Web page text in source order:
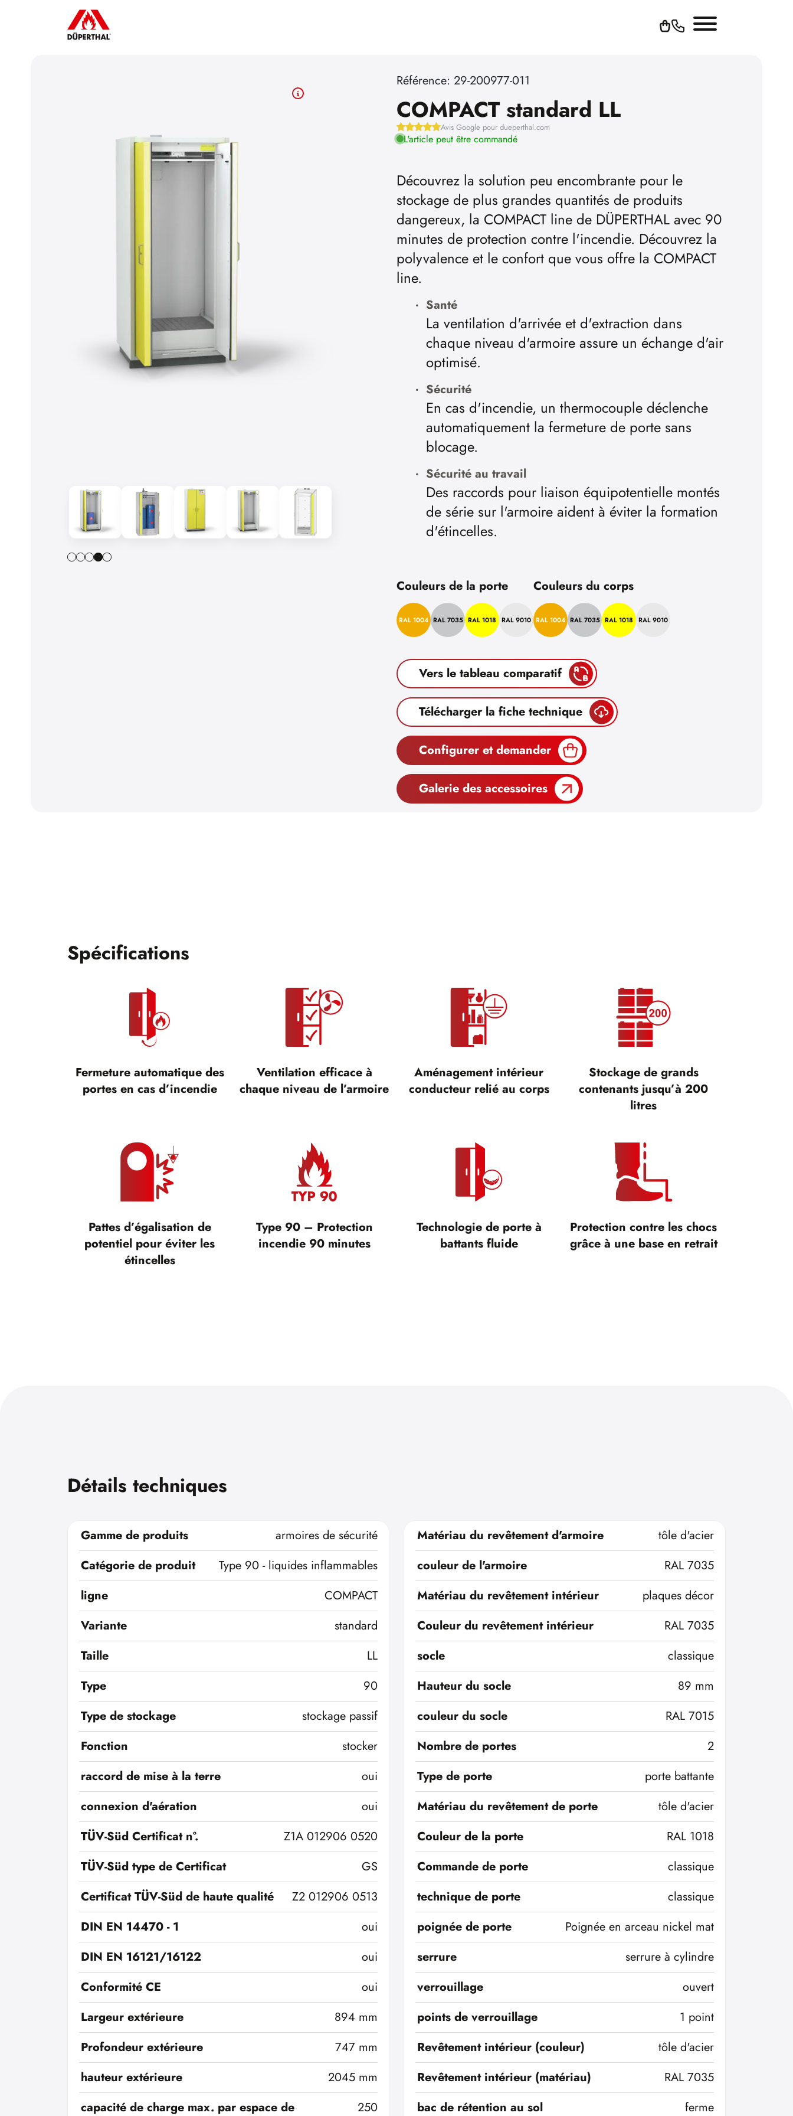
Référence: 29-200977-011
COMPACT standard LL
Avis Google pour dueperthal.com
L'article peut être commandé
Découvrez la solution peu encombrante pour le
stockage de plus grandes quantités de produits
dangereux, la COMPACT line de DÜPERTHAL avec 90
minutes de protection contre l'incendie. Découvrez la
polyvalence et le confort que vous offre la COMPACT
line.
Santé
La ventilation d'arrivée et d'extraction dans
chaque niveau d'armoire assure un échange d'air
optimisé.
Sécurité
En cas d'incendie, un thermocouple déclenche
automatiquement la fermeture de porte sans
blocage.
Sécurité au travail
Des raccords pour liaison équipotentielle montés
de série sur l'armoire aident à éviter la formation
d'étincelles.
Couleurs de la porte
RAL 1004 RAL 7035 RAL 1018 RAL 9010
Couleurs du corps
RAL 1004 RAL 7035 RAL 1018 RAL 9010
Vers le tableau comparatif
Télécharger la fiche technique
Configurer et demander
Galerie des accessoires
Spécifications
Fermeture automatique des
portes en cas d’incendie
Ventilation efficace à
chaque niveau de l’armoire
Aménagement intérieur
conducteur relié au corps
Stockage de grands
contenants jusqu’à 200
litres
Pattes d’égalisation de
potentiel pour éviter les
étincelles
Type 90 – Protection
incendie 90 minutes
Technologie de porte à
battants fluide
Protection contre les chocs
grâce à une base en retrait
Détails techniques
Gamme de produits
armoires de sécurité
Catégorie de produit
Type 90 - liquides inflammables
ligne
COMPACT
Variante
standard
Taille
LL
Type
90
Type de stockage
stockage passif
Fonction
stocker
raccord de mise à la terre
oui
connexion d'aération
oui
TÜV-Süd Certificat n°.
Z1A 012906 0520
TÜV-Süd type de Certificat
GS
Certificat TÜV-Süd de haute qualité
Z2 012906 0513
DIN EN 14470 - 1
oui
DIN EN 16121/16122
oui
Conformité CE
oui
Largeur extérieure
894 mm
Profondeur extérieure
747 mm
hauteur extérieure
2045 mm
capacité de charge max. par espace de
250
Matériau du revêtement d'armoire
tôle d'acier
couleur de l'armoire
RAL 7035
Matériau du revêtement intérieur
plaques décor
Couleur du revêtement intérieur
RAL 7035
socle
classique
Hauteur du socle
89 mm
couleur du socle
RAL 7015
Nombre de portes
2
Type de porte
porte battante
Matériau du revêtement de porte
tôle d'acier
Couleur de la porte
RAL 1018
Commande de porte
classique
technique de porte
classique
poignée de porte
Poignée en arceau nickel mat
serrure
serrure à cylindre
verrouillage
ouvert
points de verrouillage
1 point
Revêtement intérieur (couleur)
tôle d'acier
Revêtement intérieur (matériau)
RAL 7035
bac de rétention au sol
ferme